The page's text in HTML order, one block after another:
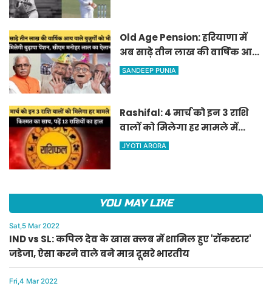
Old Age Pension: हरियाणा में
अब साढ़े तीन लाख की वार्षिक आय
वाले बुजुर्गों को भी मिलेगी बुढ़ापा
SANDEEP PUNIA
Rashifal: 4 मार्च को इन 3 राशि
वालों को मिलेगा हर मामले में
किस्मत का साथ, पढ़ें 12 राशियों का
JYOTI ARORA
YOU MAY LIKE
Sat,5 Mar 2022
IND vs SL: कपिल देव के खास क्लब में शामिल हुए 'रॉकस्टार'
जडेजा, ऐसा करने वाले बने मात्र दूसरे भारतीय
Fri,4 Mar 2022